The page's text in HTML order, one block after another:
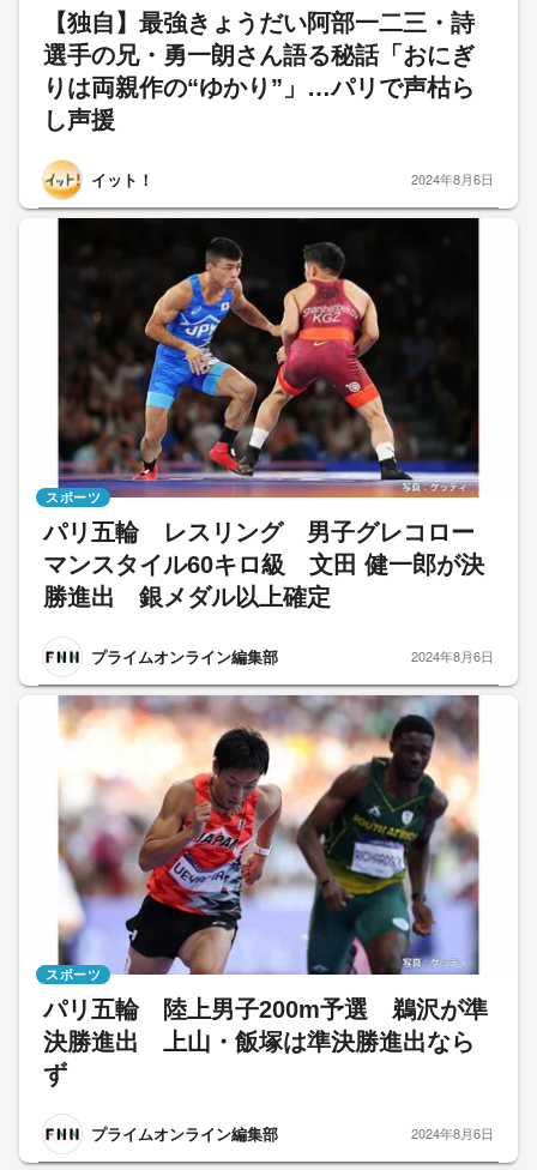
【独自】最強きょうだい阿部一二三・詩
選手の兄・勇一朗さん語る秘話「おにぎ
りは両親作の“ゆかり”」…パリで声枯ら
し声援
イット！ 2024年8月6日
パリ五輪 レスリング 男子グレコロー
マンスタイル60キロ級 文田 健一郎が決
勝進出 銀メダル以上確定
プライムオンライン編集部
スポーツ
2024年8月6日
パリ五輪 陸上男子200m予選 鵜沢が準
決勝進出 上山・飯塚は準決勝進出なら
ず
プライムオンライン編集部
スポーツ
2024年8月6日